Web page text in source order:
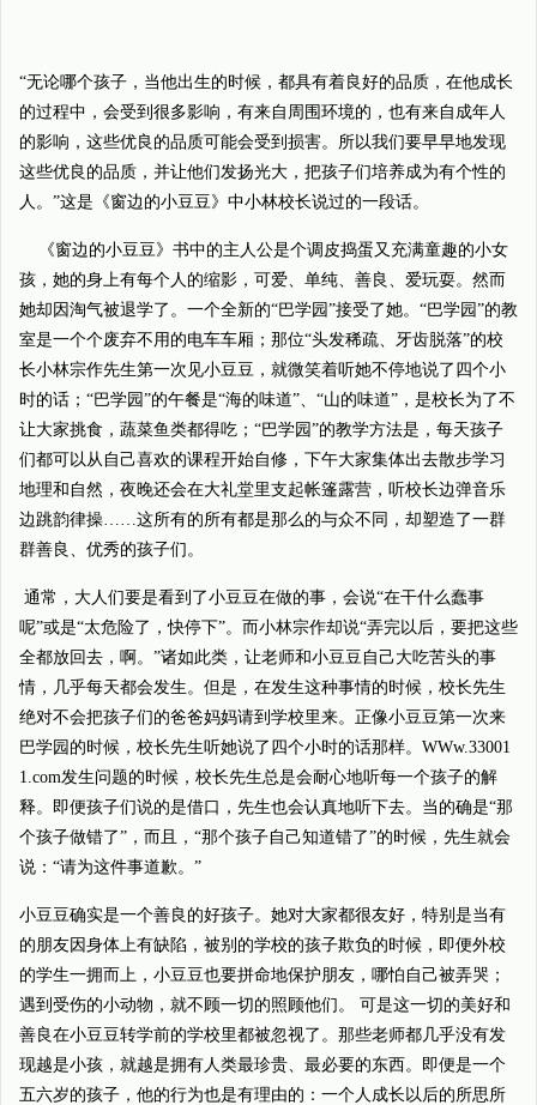
“无论哪个孩子，当他出生的时候，都具有着良好的品质，在他成长
的过程中，会受到很多影响，有来自周围环境的，也有来自成年人
的影响，这些优良的品质可能会受到损害。所以我们要早早地发现
这些优良的品质，并让他们发扬光大，把孩子们培养成为有个性的
人。”这是《窗边的小豆豆》中小林校长说过的一段话。
《窗边的小豆豆》书中的主人公是个调皮捣蛋又充满童趣的小女
孩，她的身上有每个人的缩影，可爱、单纯、善良、爱玩耍。然而
她却因淘气被退学了。一个全新的“巴学园”接受了她。“巴学园”的教
室是一个个废弃不用的电车车厢；那位“头发稀疏、牙齿脱落”的校
长小林宗作先生第一次见小豆豆，就微笑着听她不停地说了四个小
时的话；“巴学园”的午餐是“海的味道”、“山的味道”，是校长为了不
让大家挑食，蔬菜鱼类都得吃；“巴学园”的教学方法是，每天孩子
们都可以从自己喜欢的课程开始自修，下午大家集体出去散步学习
地理和自然，夜晚还会在大礼堂里支起帐篷露营，听校长边弹音乐
边跳韵律操……这所有的所有都是那么的与众不同，却塑造了一群
群善良、优秀的孩子们。
通常，大人们要是看到了小豆豆在做的事，会说“在干什么蠢事
呢”或是“太危险了，快停下”。而小林宗作却说“弄完以后，要把这些
全都放回去，啊。”诸如此类，让老师和小豆豆自己大吃苦头的事
情，几乎每天都会发生。但是，在发生这种事情的时候，校长先生
绝对不会把孩子们的爸爸妈妈请到学校里来。正像小豆豆第一次来
巴学园的时候，校长先生听她说了四个小时的话那样。WWw.33001
1.com发生问题的时候，校长先生总是会耐心地听每一个孩子的解
释。即便孩子们说的是借口，先生也会认真地听下去。当的确是“那
个孩子做错了”，而且，“那个孩子自己知道错了”的时候，先生就会
说：“请为这件事道歉。”
小豆豆确实是一个善良的好孩子。她对大家都很友好，特别是当有
的朋友因身体上有缺陷，被别的学校的孩子欺负的时候，即便外校
的学生一拥而上，小豆豆也要拼命地保护朋友，哪怕自己被弄哭；
遇到受伤的小动物，就不顾一切的照顾他们。 可是这一切的美好和
善良在小豆豆转学前的学校里都被忽视了。那些老师都几乎没有发
现越是小孩，就越是拥有人类最珍贵、最必要的东西。即便是一个
五六岁的孩子，他的行为也是有理由的：一个人成长以后的所思所